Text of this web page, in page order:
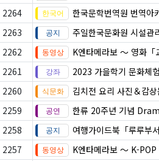
2264
한국문학번역원 번역아
2263
주일한국문화원 시설관
2262
K엔타메라보 ～ 영화「
2261
2023 가을학기 문화체
2260
김치전 요리 사진＆감
2259
한류 20주년 기념
2258
여행가이드북「루루부
2257
K엔타메라보 ～ K-